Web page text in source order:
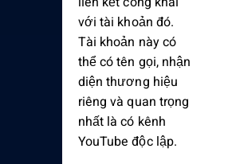
với tài khoản đó.
Tài khoản này có
thể có tên gọi, nhận
diện thương hiệu
riêng và quan trọng
nhất là có kênh
YouTube độc lập.